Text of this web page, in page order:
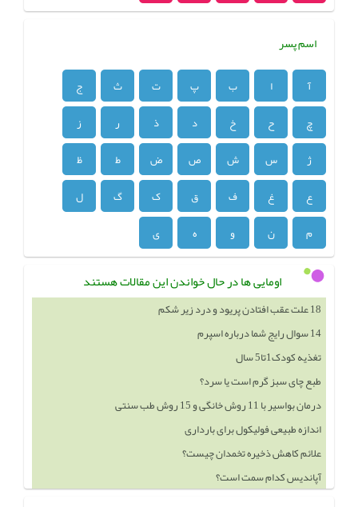
اسم پسر
آ ا ب پ ت ث
ج
چ
ح خ د ذ ر
ز
ژ
س ش ص ض ط
ظ
ع
غ ف ق ک گ
ل
م
ن و ه ی
اومایی ها در حال خواندن این مقالات هستند
18 علت عقب افتادن پریود و درد زیر شکم
14 سوال رایج شما درباره اسپرم
تغذیه کودک1تا5 سال
طبع چای سبز گرم است یا سرد؟
درمان بواسیر با 11 روش خانگی و 15 روش طب سنتی
اندازه طبیعی فولیکول برای بارداری
علائم کاهش ذخیره تخمدان چیست؟
آپاندیس کدام سمت است؟